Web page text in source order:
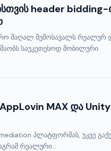
header bidding-
მაღალ შემოსავალს რეალურ
საუკეთესოდ მობილური
MAX და Unity
პლატფორმას, უკვე
რეალური...